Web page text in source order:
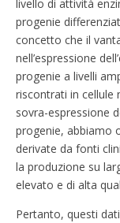
livello di attività
progenie
concetto che il
nell’espressione
progenie a livelli
riscontrati in cellule
sovra-espressione
progenie, abbiamo
derivate da fonti
la produzione su
elevato e di alta
Pertanto, questi